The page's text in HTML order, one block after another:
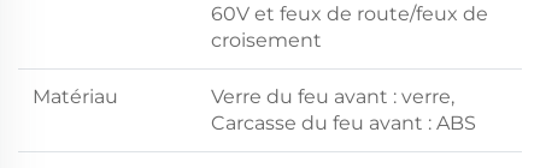
60V et feux de route/feux de
croisement
Matériau
Verre du feu avant : verre,
Carcasse du feu avant : ABS